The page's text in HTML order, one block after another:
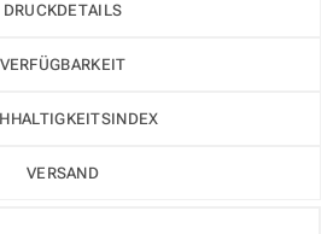
DRUCKDETAILS
VERFÜGBARKEIT
VERSAND